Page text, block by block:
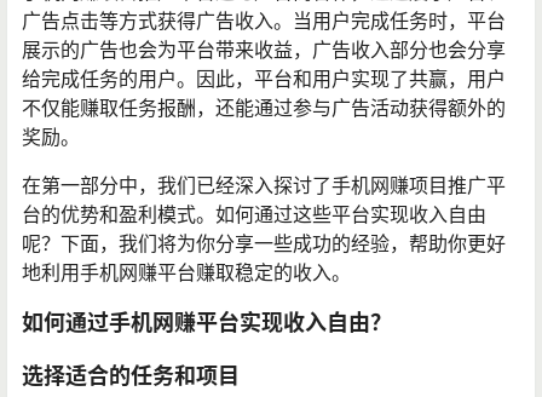
广告点击等方式获得广告收入。当用户完成任务时，平台
展示的广告也会为平台带来收益，广告收入部分也会分享
给完成任务的用户。因此，平台和用户实现了共赢，用户
不仅能赚取任务报酬，还能通过参与广告活动获得额外的
奖励。
在第一部分中，我们已经深入探讨了手机网赚项目推广平
台的优势和盈利模式。如何通过这些平台实现收入自由
呢？下面，我们将为你分享一些成功的经验，帮助你更好
地利用手机网赚平台赚取稳定的收入。
如何通过手机网赚平台实现收入自由？
选择适合的任务和项目